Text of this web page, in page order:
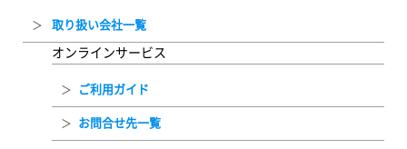
取り扱い会社一覧
オンラインサービス
ご利用ガイド
お問合せ先一覧